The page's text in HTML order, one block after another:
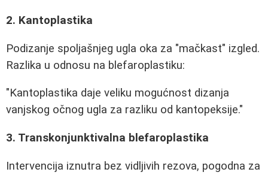
2. Kantoplastika
Podizanje spoljašnjeg ugla oka za "mačkast" izgled.
Razlika u odnosu na blefaroplastiku:
"Kantoplastika daje veliku mogućnost dizanja
vanjskog očnog ugla za razliku od kantopeksije."
3. Transkonjunktivalna blefaroplastika
Intervencija iznutra bez vidljivih rezova, pogodna za